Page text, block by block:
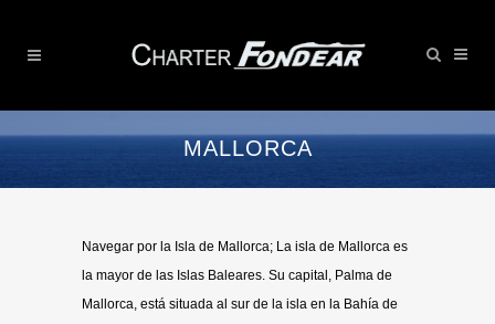
MALLORCA
Navegar por la Isla de Mallorca; La isla de Mallorca es
la mayor de las Islas Baleares. Su capital, Palma de
Mallorca, está situada al sur de la isla en la Bahía de